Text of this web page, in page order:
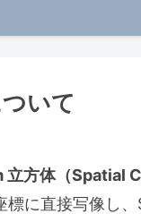
いて
立方体（Spatial
標に直接写像し